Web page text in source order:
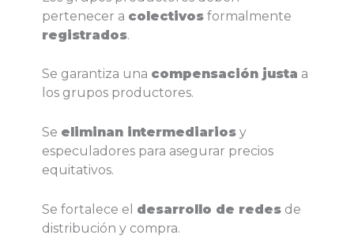
pertenecer a colectivosformalmente
registrados.
Se garantiza una compensación justa a
los grupos productores.
Se eliminan intermediariosy
especuladores para asegurar precios
equitativos.
Se fortalece el desarrollo de redesde
distribución y compra.